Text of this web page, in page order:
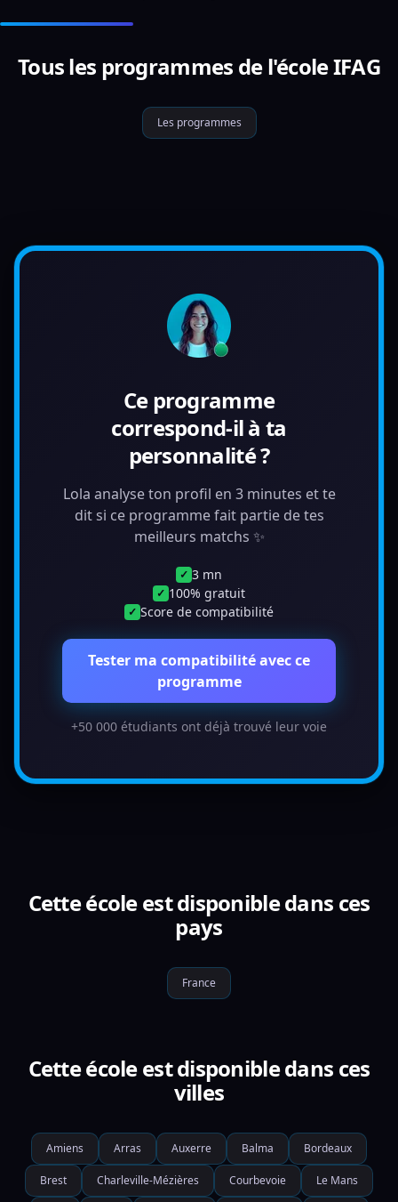
Tous les programmes de l'école IFAG
Les programmes
Ce programme
correspond-il à ta
personnalité ?
Lola analyse ton profil en 3 minutes et te
dit si ce programme fait partie de tes
meilleurs matchs ✨
✓ 3 mn
✓ 100% gratuit
✓ Score de compatibilité
Tester ma compatibilité avec ce
programme
+50 000 étudiants ont déjà trouvé leur voie
Cette école est disponible dans ces
pays
France
Cette école est disponible dans ces
villes
Amiens Arras Auxerre Balma Bordeaux
Brest Charleville-Mézières Courbevoie Le Mans